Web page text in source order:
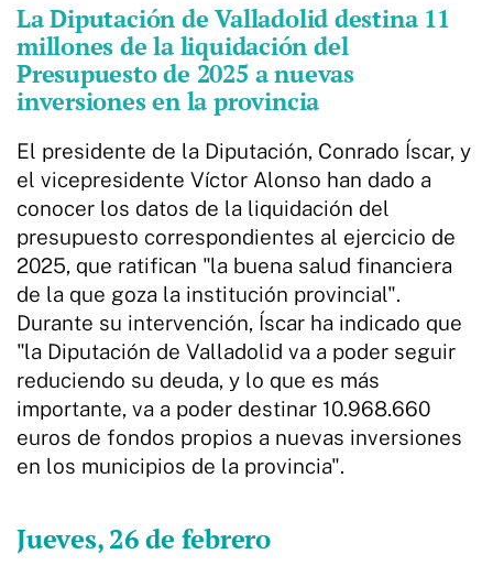
La Diputación de Valladolid destina 11
millones de la liquidación del
Presupuesto de 2025 a nuevas
inversiones en la provincia
El presidente de la Diputación, Conrado Íscar, y
el vicepresidente Víctor Alonso han dado a
conocer los datos de la liquidación del
presupuesto correspondientes al ejercicio de
2025, que ratifican "la buena salud financiera
de la que goza la institución provincial".
Durante su intervención, Íscar ha indicado que
"la Diputación de Valladolid va a poder seguir
reduciendo su deuda, y lo que es más
importante, va a poder destinar 10.968.660
euros de fondos propios a nuevas inversiones
en los municipios de la provincia".
Jueves, 26 de febrero